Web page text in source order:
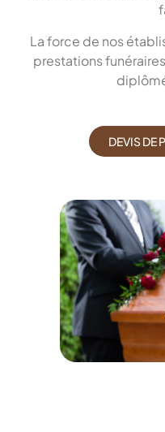
La force de nos
prestations
DEVIS DE